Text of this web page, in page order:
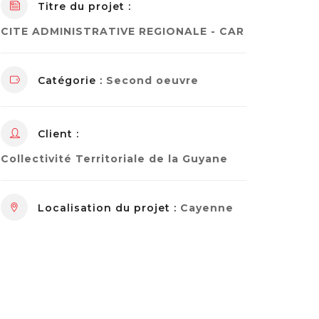
Titre du projet :
CITE ADMINISTRATIVE REGIONALE - CAR
Catégorie : Second oeuvre
Client :
Collectivité Territoriale de la Guyane
Localisation du projet : Cayenne